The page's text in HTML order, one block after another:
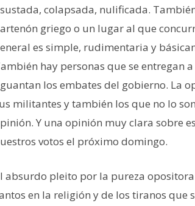
colapsada, nulificada.
griego o un lugar al que
es simple, rudimentaria y
hay personas que se entregan
los embates del gobierno. La
militantes y también los que no lo
Y una opinión muy clara sobre
votos el próximo domingo.
absurdo pleito por la pureza
en la religión y de los tiranos que